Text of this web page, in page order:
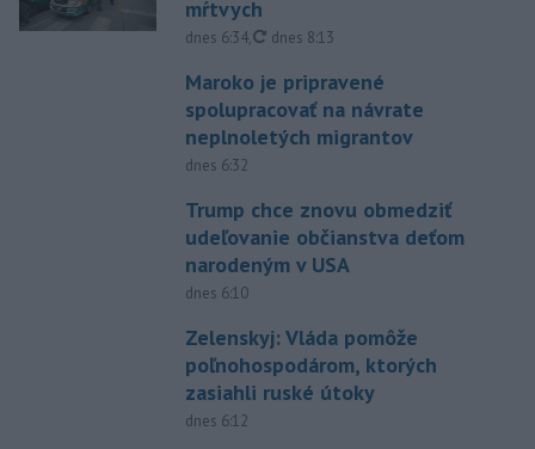
mŕtvych
dnes 6:34, aktualizované
dnes 8:13
Maroko je pripravené
spolupracovať na návrate
neplnoletých migrantov
dnes 6:32
Trump chce znovu obmedziť
udeľovanie občianstva deťom
narodeným v USA
dnes 6:10
Zelenskyj: Vláda pomôže
poľnohospodárom, ktorých
zasiahli ruské útoky
dnes 6:12